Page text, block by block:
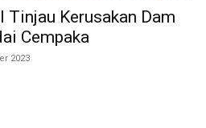
Tinjau Kerusakan Dam
Cempaka
2023